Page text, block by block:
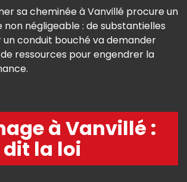
sa cheminée à Vanvillé procure un
négligeable : de substantielles
un conduit bouché va demander
ressources pour engendrer la
à Vanvillé :
dit la loi